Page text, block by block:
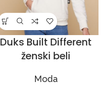
Duks Built Different
ženski beli
Moda